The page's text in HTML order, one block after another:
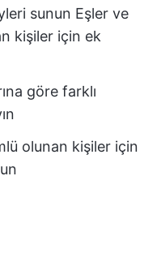
sunun Eşler ve
kişiler için ek
göre farklı
olunan kişiler için